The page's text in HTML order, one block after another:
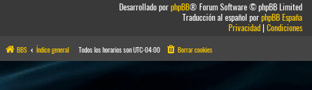
Desarrollado porphpBB® Forum Software © phpBB Limited
Traducción al español porphpBB España
Privacidad|Condiciones
BBS Índice general Todos los horarios sonUTC-04:00 Borrar cookies